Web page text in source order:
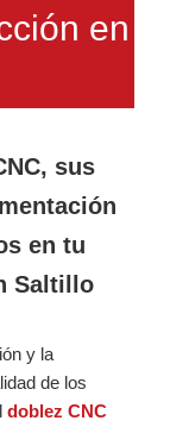
en
sus
en tu
Saltillo
y la
de los
doblez CNC